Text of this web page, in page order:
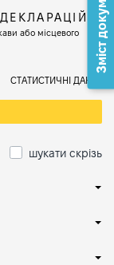
або місцевого
СТАТИСТИЧНІ ДАНІ
шукати скрізь
Зміст документа